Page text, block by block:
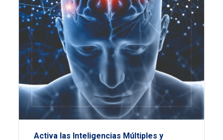
Activa las Inteligencias Múltiples y